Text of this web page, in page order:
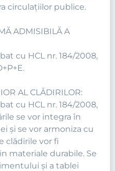
circulaţiilor publice.
ADMISIBILĂ A
cu HCL nr. 184/2008,
AL CLĂDIRILOR:
cu HCL nr. 184/2008,
se vor integra în
şi se vor armoniza cu
clădirile vor fi
materiale durabile. Se
şi a tablei